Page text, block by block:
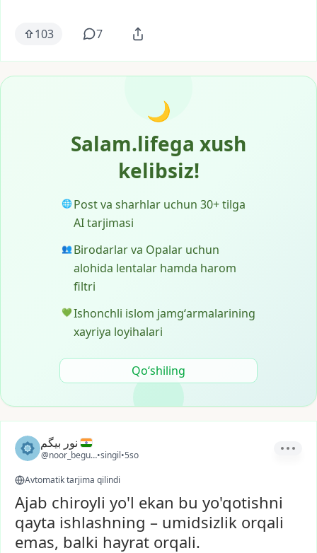
103 7
🌙
Salam.lifega xush
kelibsiz!
🌐 Post va sharhlar uchun 30+ tilga
AI tarjimasi
👥 Birodarlar va Opalar uchun
alohida lentalar hamda harom
filtri
💚Ishonchli islom jamgʻarmalarining
xayriya loyihalari
Qoʻshiling
نور بیگم
@noor_begum2
•singil•5so
Avtomatik tarjima qilindi
Ajab chiroyli yo'l ekan bu yo'qotishni
qayta ishlashning – umidsizlik orqali
emas, balki hayrat orqali.